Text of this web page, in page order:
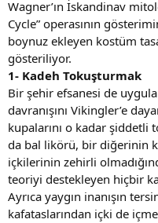
Wagner’ın İskandinav
Cycle” operasının
boynuz ekleyen kostüm
gösteriliyor.
1- Kadeh Tokuşturmak
Bir şehir efsanesi de
davranışını Vikingler’e
kupalarını o kadar
da bal likörü, bir diğerinin
içkilerinin zehirli
teoriyi destekleyen hiçbir
Ayrıca yaygın inanışın
kafataslarından içki de